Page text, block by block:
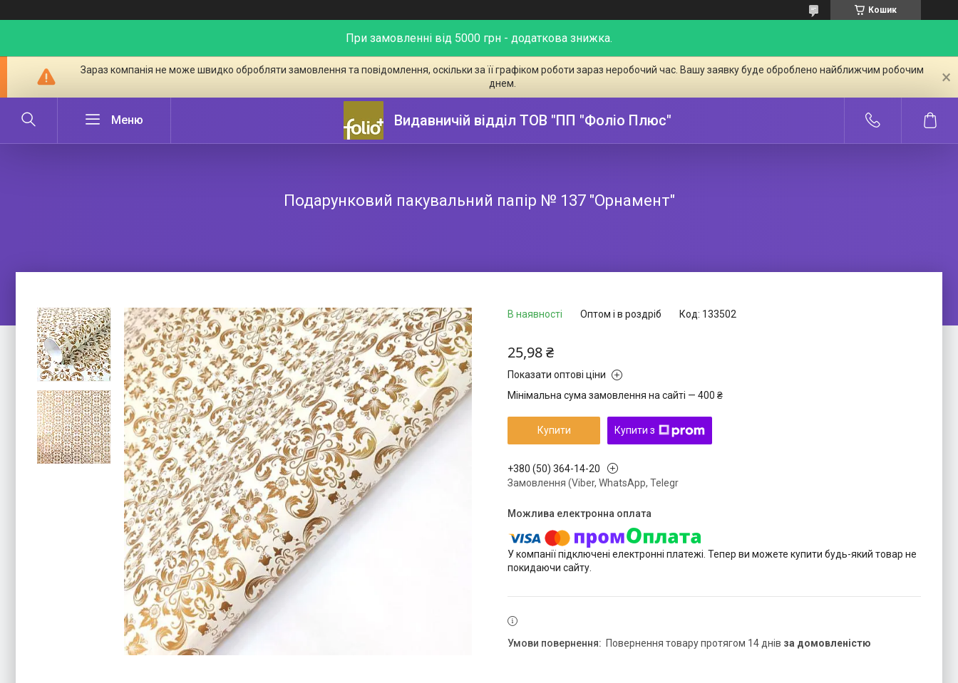
Кошик
При замовленні від 5000 грн - додаткова знижка.
Зараз компанія не може швидко обробляти замовлення та повідомлення, оскільки за її графіком роботи зараз неробочий час. Вашу заявку буде оброблено найближчим робочим
днем.
Видавничій відділ ТОВ "ПП "Фоліо Плюс"
Подарунковий пакувальний папір № 137 "Орнамент"
В наявності Оптом і в роздріб Код: 133502
25,98 ₴
Показати оптові ціни
Мінімальна сума замовлення на сайті — 400 ₴
Купити Купити з
+380 (50) 364-14-20
Замовлення (Viber, WhatsApp, Telegr
У компанії підключені електронні платежі. Тепер ви можете купити будь-який товар не
покидаючи сайту.
повернення товару протягом 14 днів за домовленістю